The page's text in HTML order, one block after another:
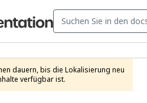
dauern, bis die Lokalisierung neu
verfügbar ist.